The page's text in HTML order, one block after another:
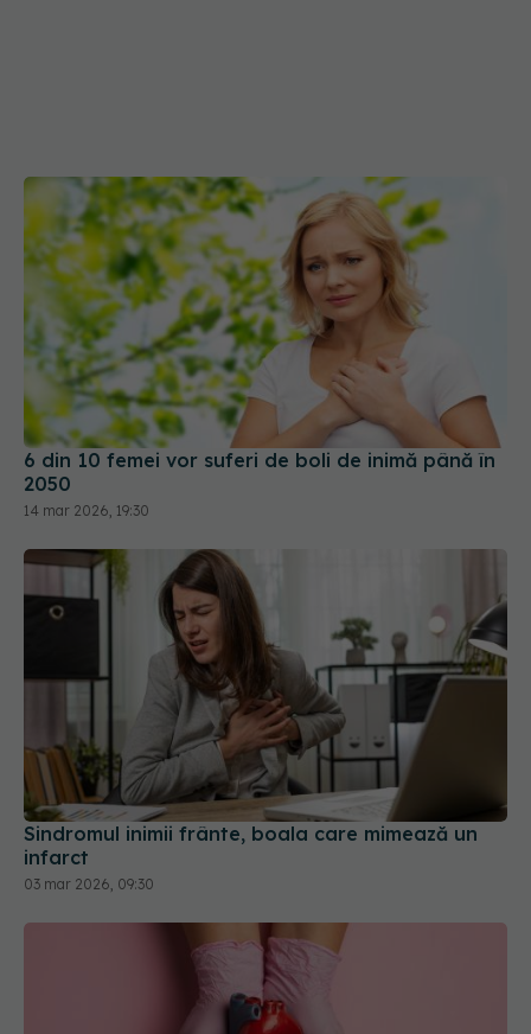
6 din 10 femei vor suferi de boli de inimă până în
2050
14 mar 2026, 19:30
Sindromul inimii frânte, boala care mimează un
infarct
03 mar 2026, 09:30